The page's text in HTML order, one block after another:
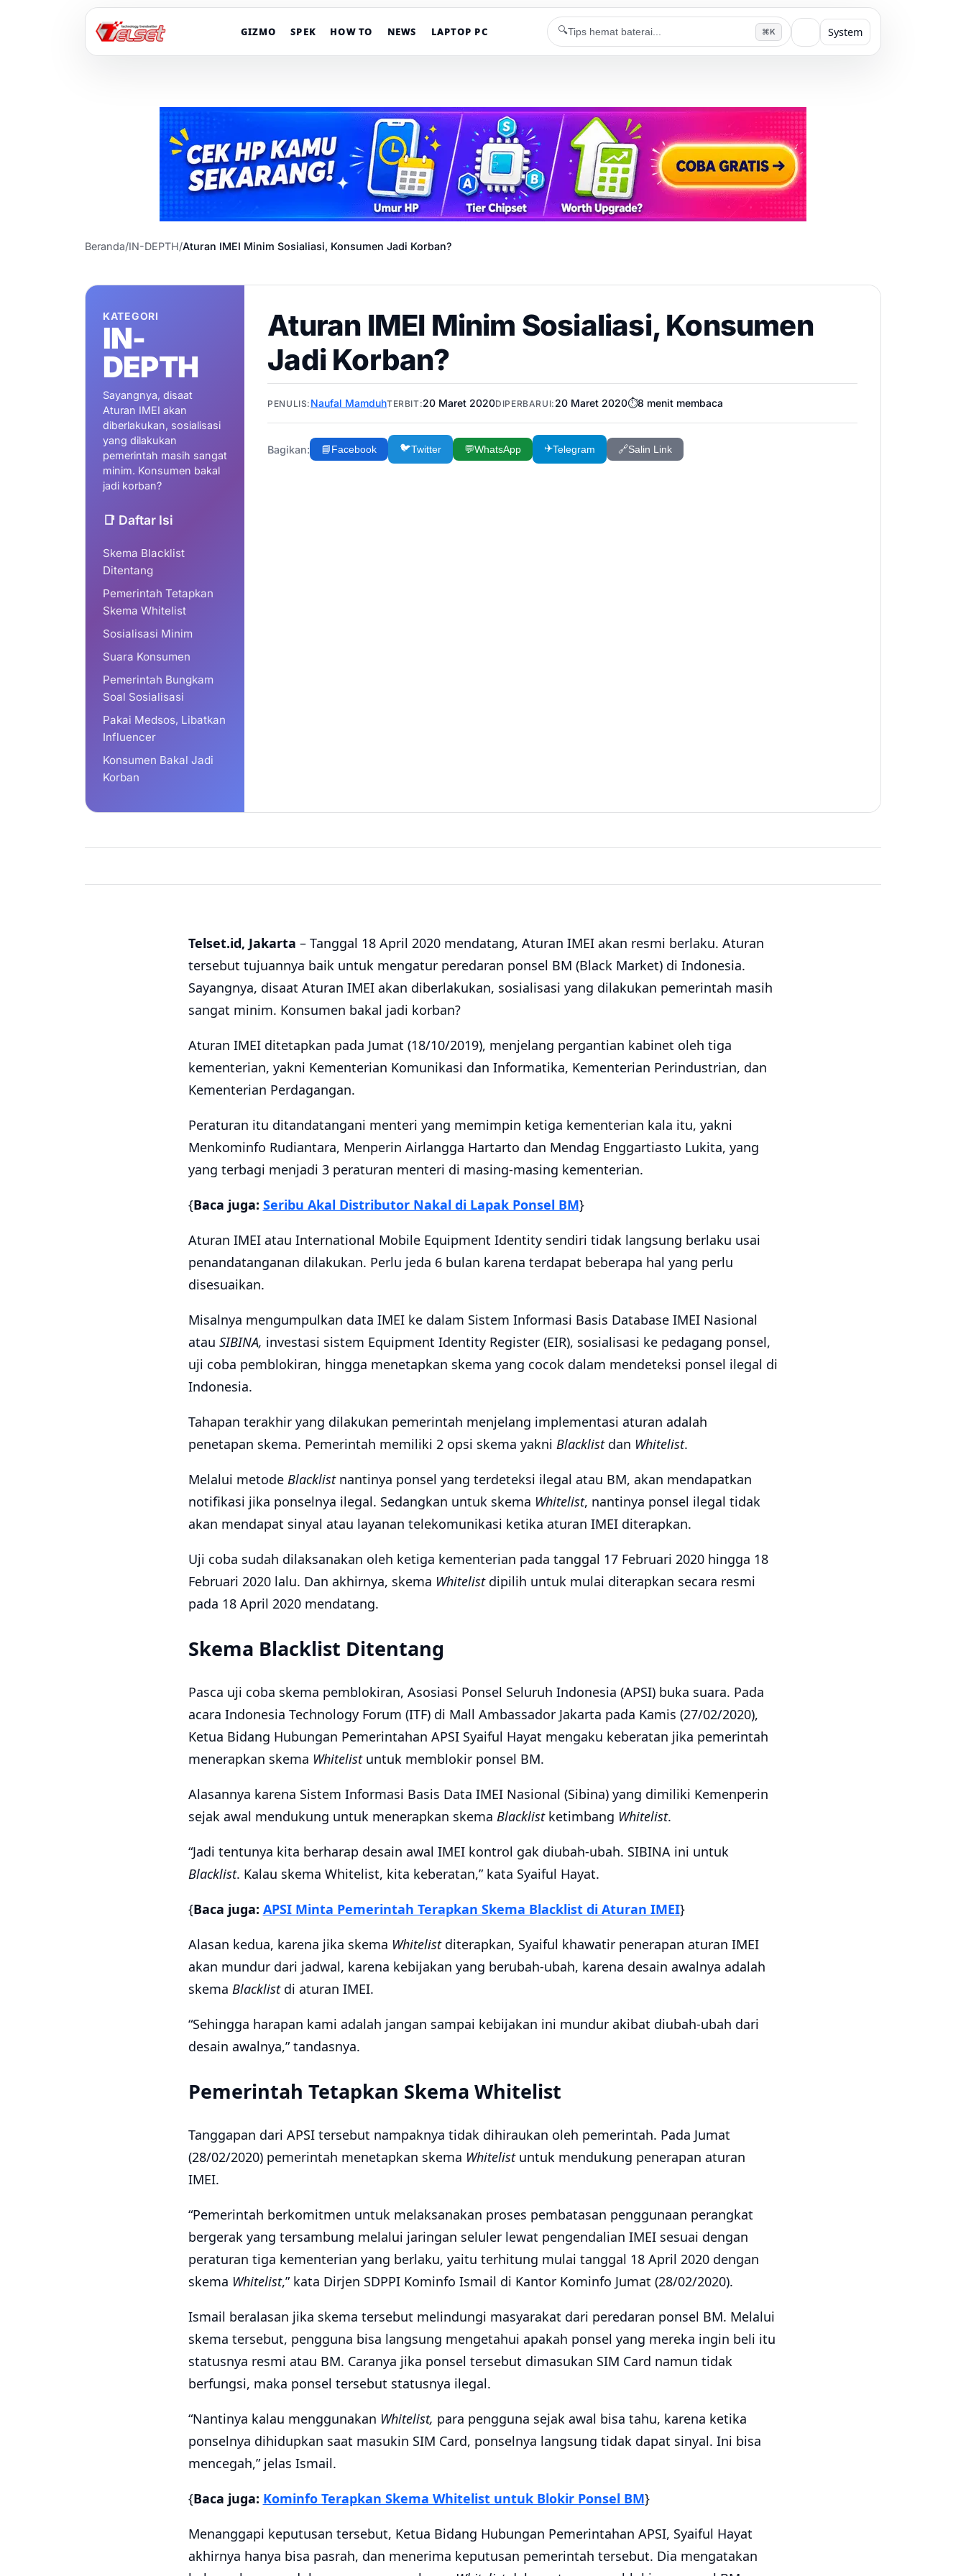
GIZMO SPEK HOW TO NEWS LAPTOP PC 🔍 ⌘K System
Beranda/IN-DEPTH/Aturan IMEI Minim Sosialiasi, Konsumen Jadi Korban?
KATEGORI
IN-
DEPTH
Sayangnya, disaat
Aturan IMEI akan
diberlakukan, sosialisasi
yang dilakukan
pemerintah masih sangat
minim. Konsumen bakal
jadi korban?
📑 Daftar Isi
Skema Blacklist
Ditentang
Pemerintah Tetapkan
Skema Whitelist
Sosialisasi Minim
Suara Konsumen
Pemerintah Bungkam
Soal Sosialisasi
Pakai Medsos, Libatkan
Influencer
Konsumen Bakal Jadi
Korban
Aturan IMEI Minim Sosialiasi, Konsumen
Jadi Korban?
PENULIS: Naufal MamduhTERBIT:20 Maret 2020DIPERBARUI: 20 Maret 2020⏱️8 menit membaca
Bagikan: 📘Facebook 🐦Twitter 💬WhatsApp ✈️Telegram 🔗Salin Link
Telset.id, Jakarta – Tanggal 18 April 2020 mendatang, Aturan IMEI akan resmi berlaku. Aturan
tersebut tujuannya baik untuk mengatur peredaran ponsel BM (Black Market) di Indonesia.
Sayangnya, disaat Aturan IMEI akan diberlakukan, sosialisasi yang dilakukan pemerintah masih
sangat minim. Konsumen bakal jadi korban?
Aturan IMEI ditetapkan pada Jumat (18/10/2019), menjelang pergantian kabinet oleh tiga
kementerian, yakni Kementerian Komunikasi dan Informatika, Kementerian Perindustrian, dan
Kementerian Perdagangan.
Peraturan itu ditandatangani menteri yang memimpin ketiga kementerian kala itu, yakni
Menkominfo Rudiantara, Menperin Airlangga Hartarto dan Mendag Enggartiasto Lukita, yang
yang terbagi menjadi 3 peraturan menteri di masing-masing kementerian.
{Baca juga: Seribu Akal Distributor Nakal di Lapak Ponsel BM}
Aturan IMEI atau International Mobile Equipment Identity sendiri tidak langsung berlaku usai
penandatanganan dilakukan. Perlu jeda 6 bulan karena terdapat beberapa hal yang perlu
disesuaikan.
Misalnya mengumpulkan data IMEI ke dalam Sistem Informasi Basis Database IMEI Nasional
atau SIBINA, investasi sistem Equipment Identity Register (EIR), sosialisasi ke pedagang ponsel,
uji coba pemblokiran, hingga menetapkan skema yang cocok dalam mendeteksi ponsel ilegal di
Indonesia.
Tahapan terakhir yang dilakukan pemerintah menjelang implementasi aturan adalah
penetapan skema. Pemerintah memiliki 2 opsi skema yakni Blacklistdan Whitelist.
Melalui metode Blacklistnantinya ponsel yang terdeteksi ilegal atau BM, akan mendapatkan
notifikasi jika ponselnya ilegal. Sedangkan untuk skema Whitelist, nantinya ponsel ilegal tidak
akan mendapat sinyal atau layanan telekomunikasi ketika aturan IMEI diterapkan.
Uji coba sudah dilaksanakan oleh ketiga kementerian pada tanggal 17 Februari 2020 hingga 18
Februari 2020 lalu. Dan akhirnya, skema Whitelistdipilih untuk mulai diterapkan secara resmi
pada 18 April 2020 mendatang.
Skema Blacklist Ditentang
Pasca uji coba skema pemblokiran, Asosiasi Ponsel Seluruh Indonesia (APSI) buka suara. Pada
acara Indonesia Technology Forum (ITF) di Mall Ambassador Jakarta pada Kamis (27/02/2020),
Ketua Bidang Hubungan Pemerintahan APSI Syaiful Hayat mengaku keberatan jika pemerintah
menerapkan skema Whitelistuntuk memblokir ponsel BM.
Alasannya karena Sistem Informasi Basis Data IMEI Nasional (Sibina) yang dimiliki Kemenperin
sejak awal mendukung untuk menerapkan skema Blacklistketimbang Whitelist.
“Jadi tentunya kita berharap desain awal IMEI kontrol gak diubah-ubah. SIBINA ini untuk
Blacklist. Kalau skema Whitelist, kita keberatan,” kata Syaiful Hayat.
{Baca juga: APSI Minta Pemerintah Terapkan Skema Blacklist di Aturan IMEI}
Alasan kedua, karena jika skema Whitelistditerapkan, Syaiful khawatir penerapan aturan IMEI
akan mundur dari jadwal, karena kebijakan yang berubah-ubah, karena desain awalnya adalah
skema Blacklistdi aturan IMEI.
“Sehingga harapan kami adalah jangan sampai kebijakan ini mundur akibat diubah-ubah dari
desain awalnya,” tandasnya.
Pemerintah Tetapkan Skema Whitelist
Tanggapan dari APSI tersebut nampaknya tidak dihiraukan oleh pemerintah. Pada Jumat
(28/02/2020) pemerintah menetapkan skema Whitelistuntuk mendukung penerapan aturan
IMEI.
“Pemerintah berkomitmen untuk melaksanakan proses pembatasan penggunaan perangkat
bergerak yang tersambung melalui jaringan seluler lewat pengendalian IMEI sesuai dengan
peraturan tiga kementerian yang berlaku, yaitu terhitung mulai tanggal 18 April 2020 dengan
skema Whitelist,” kata Dirjen SDPPI Kominfo Ismail di Kantor Kominfo Jumat (28/02/2020).
Ismail beralasan jika skema tersebut melindungi masyarakat dari peredaran ponsel BM. Melalui
skema tersebut, pengguna bisa langsung mengetahui apakah ponsel yang mereka ingin beli itu
statusnya resmi atau BM. Caranya jika ponsel tersebut dimasukan SIM Card namun tidak
berfungsi, maka ponsel tersebut statusnya ilegal.
“Nantinya kalau menggunakan Whitelist, para pengguna sejak awal bisa tahu, karena ketika
ponselnya dihidupkan saat masukin SIM Card, ponselnya langsung tidak dapat sinyal. Ini bisa
mencegah,” jelas Ismail.
{Baca juga: Kominfo Terapkan Skema Whitelist untuk Blokir Ponsel BM}
Menanggapi keputusan tersebut, Ketua Bidang Hubungan Pemerintahan APSI, Syaiful Hayat
akhirnya hanya bisa pasrah, dan menerima keputusan pemerintah tersebut. Dia mengatakan